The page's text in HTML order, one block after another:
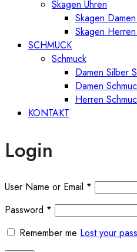
Skagen Uhren
Skagen
Skagen
SCHMUCK
Schmuck
Damen Silber
Damen
Herren
KONTAKT
Login
User Name or Email *
Password *
Remember me Lost your